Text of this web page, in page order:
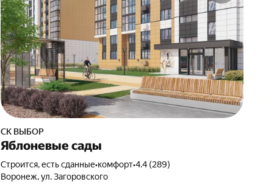
СК ВЫБОР
Яблоневые сады
Строится, есть сданные•комфорт•4.4 (289)
Воронеж, ул. Загоровского